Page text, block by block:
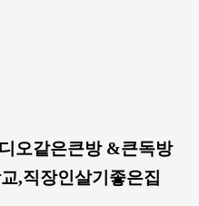
오같은큰방 &큰독방
,직장인살기좋은집